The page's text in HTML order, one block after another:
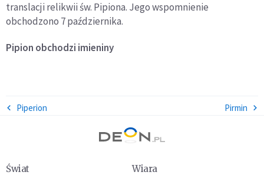
translacji relikwii św. Pipiona. Jego wspomnienie
obchodzono 7 października.
Pipion obchodzi imieniny
Piperion Pirmin
Świat
Wiara